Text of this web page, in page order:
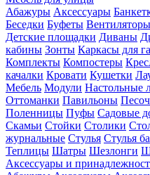
Абажуры Аксессуары
Беседки Буфеты Вентиляторы
Детские площадки Диваны
кабины Зонты Каркасы для
Комплекты Компостеры
качалки Кровати Кушетки
Мебель Модули Настольные
Оттоманки Павильоны
Поленницы Пуфы Садовые
Скамьи Стойки Столики
журнальные Стулья Стулья
Теплицы Шатры Шезлонги
Аксессуары и